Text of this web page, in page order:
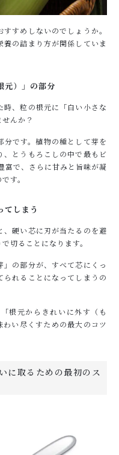
すめしないのでしょうか。
の詰まり方が関係していま
元）」の部分
、粒の根元に「白い小さな
んか？
です。植物の種として芽を
とうもろこしの中で最もビ
富で、さらに甘みと旨味が凝
す。
てしまう
硬い芯に刃が当たるのを避
切ることになります。
の部分が、すべて芯にくっ
れることになってしまうの
根元からきれいに外す（も
い尽くすための最大のコツ
に取るための最初のス